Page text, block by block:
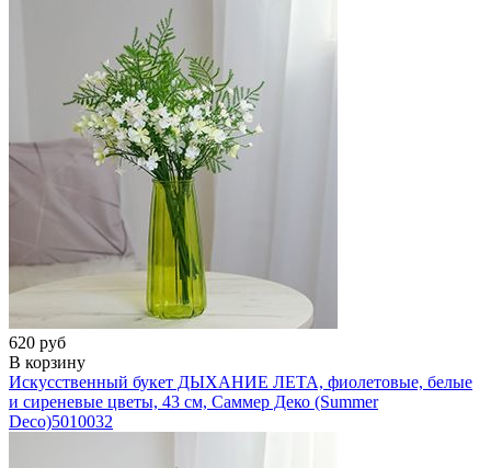
620 руб
В корзину
Искусственный букет ДЫХАНИЕ ЛЕТА, фиолетовые, белые
и сиреневые цветы, 43 см, Саммер Деко (Summer
Deco)5010032